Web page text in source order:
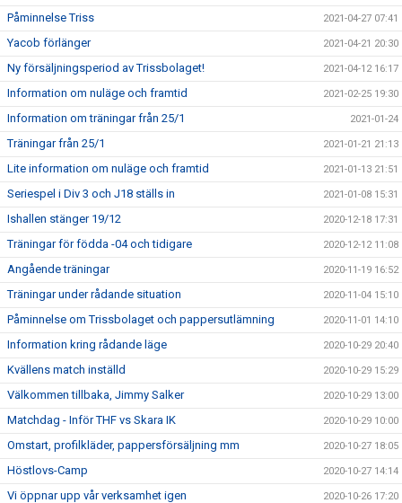
Påminnelse Triss 2021-04-27 07:41
Yacob förlänger 2021-04-21 20:30
Ny försäljningsperiod av Trissbolaget! 2021-04-12 16:17
Information om nuläge och framtid 2021-02-25 19:30
Information om träningar från 25/1 2021-01-24
Träningar från 25/1 2021-01-21 21:13
Lite information om nuläge och framtid 2021-01-13 21:51
Seriespel i Div 3 och J18 ställs in 2021-01-08 15:31
Ishallen stänger 19/12 2020-12-18 17:31
Träningar för födda -04 och tidigare 2020-12-12 11:08
Angående träningar 2020-11-19 16:52
Träningar under rådande situation 2020-11-04 15:10
Påminnelse om Trissbolaget och pappersutlämning 2020-11-01 14:10
Information kring rådande läge 2020-10-29 20:40
Kvällens match inställd 2020-10-29 15:29
Välkommen tillbaka, Jimmy Salker 2020-10-29 13:00
Matchdag - Inför THF vs Skara IK 2020-10-29 10:00
Omstart, profilkläder, pappersförsäljning mm 2020-10-27 18:05
Höstlovs-Camp 2020-10-27 14:14
Vi öppnar upp vår verksamhet igen 2020-10-26 17:20